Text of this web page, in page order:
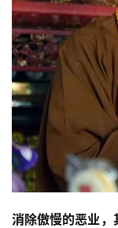
消除傲慢的恶业，